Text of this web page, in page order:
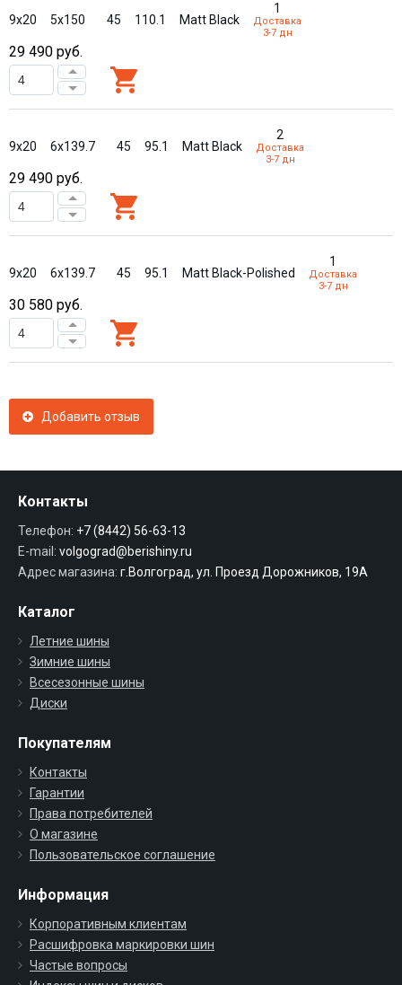
9x20 5x150 45 110.1 Matt Black
1
Доставка
3-7 дн
29 490 руб.
9x20 6x139.7 45 95.1 Matt Black
2
Доставка
3-7 дн
29 490 руб.
9x20 6x139.7 45 95.1 Matt Black-Polished
1
Доставка
3-7 дн
30 580 руб.
Добавить отзыв
Контакты
Телефон: +7 (8442) 56-63-13
E-mail: volgograd@berishiny.ru
Адрес магазина: г.Волгоград, ул. Проезд Дорожников, 19А
Каталог
Летние шины
Зимние шины
Всесезонные шины
Диски
Покупателям
Контакты
Гарантии
Права потребителей
О магазине
Пользовательское соглашение
Информация
Корпоративным клиентам
Расшифровка маркировки шин
Частые вопросы